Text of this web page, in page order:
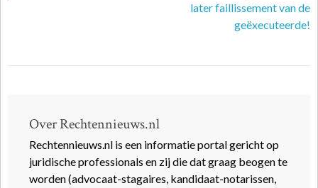
later faillissement van de
geëxecuteerde!
Over Rechtennieuws.nl
Rechtennieuws.nl is een informatie portal gericht op
juridische professionals en zij die dat graag beogen te
worden (advocaat-stagaires, kandidaat-notarissen,